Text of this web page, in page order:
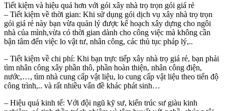
Tiết kiệm và hiệu quả hơn với gói xây nhà trọ trọn gói giá rẻ
– Tiết kiệm về thời gian: Khi sử dụng gói dịch vụ xây nhà trọ trọn
gói giá rẻ này bạn vừa quản lý được kế hoạch xây dựng cho ngôi
nhà của mình,vừa có thời gian dành cho công việc mà không cần
bận tâm đến việc lo vật tư, nhân công, các thủ tục pháp lý,..
– Tiết kiệm về chi phí: Khi bạn trực tiếp xây nhà trọ giá rẻ, bạn phải
tìm nhân công xây phần thô, phần hoàn thiện, nhân công điện,
nước,…, tìm nhà cung cấp vật liệu, lo cung cấp vật liệu theo tiến độ
công trình,.. và rất nhiều vấn đề khác phát sinh…
– Hiệu quả kinh tế: Với đội ngũ kỹ sư, kiến trúc sư giàu kinh